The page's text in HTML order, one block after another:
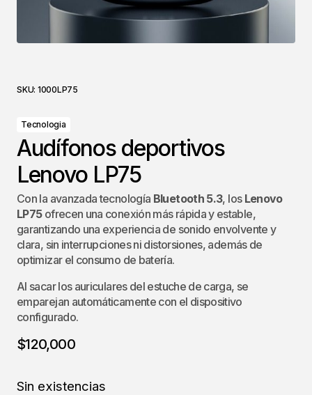
SKU: 1000LP75
Tecnologia
Audífonos deportivos
Lenovo LP75
​Con la avanzada tecnología Bluetooth 5.3, los Lenovo
LP75ofrecen una conexión más rápida y estable,
garantizando una experiencia de sonido envolvente y
clara, sin interrupciones ni distorsiones, además de
optimizar el consumo de batería.
Al sacar los auriculares del estuche de carga, se
emparejan automáticamente con el dispositivo
configurado.
$120,000
Sin existencias